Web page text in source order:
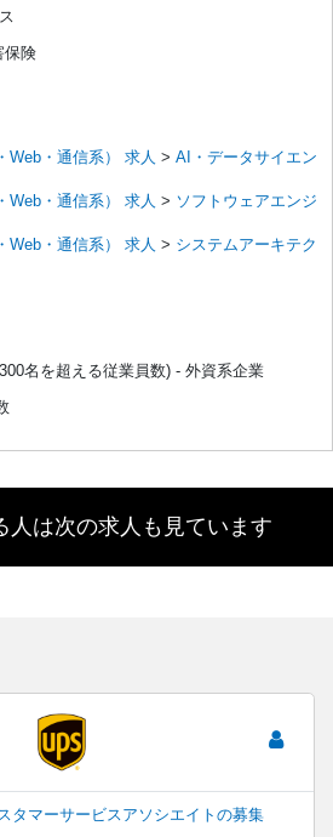
保険
Web・通信系） 求人 > AI・データサイエン
Web・通信系） 求人 > ソフトウェアエンジ
Web・通信系） 求人 > システムアーキテク
名を超える従業員数) - 外資系企業
人は次の求人も見ています
タマーサービスアソシエイトの募集